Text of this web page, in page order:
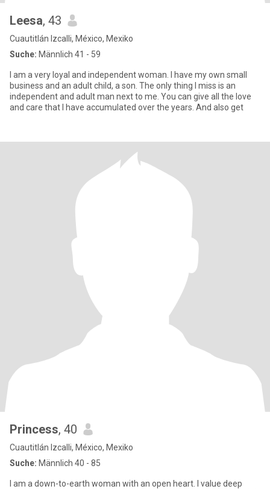
Leesa, 43
Cuautitlán Izcalli, México, Mexiko
Suche: Männlich 41 - 59
I am a very loyal and independent woman. I have my own small
business and an adult child, a son. The only thing I miss is an
independent and adult man next to me. You can give all the love
and care that I have accumulated over the years. And also get
Princess, 40
Cuautitlán Izcalli, México, Mexiko
Suche: Männlich 40 - 85
I am a down-to-earth woman with an open heart. I value deep